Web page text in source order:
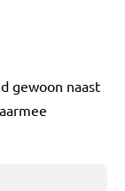
gewoon naast